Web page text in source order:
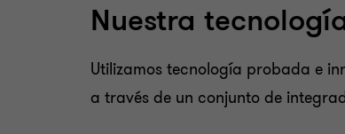
Nuestra
Utilizamos tecnología probada e
a través de un conjunto de